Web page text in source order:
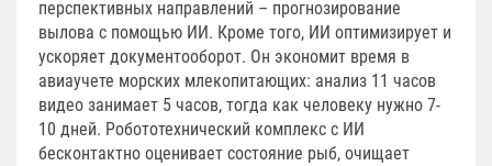
перспективных направлений – прогнозирование
вылова с помощью ИИ. Кроме того, ИИ оптимизирует и
ускоряет документооборот. Он экономит время в
авиаучете морских млекопитающих: анализ 11 часов
видео занимает 5 часов, тогда как человеку нужно 7-
10 дней. Робототехнический комплекс с ИИ
бесконтактно оценивает состояние рыб, очищает